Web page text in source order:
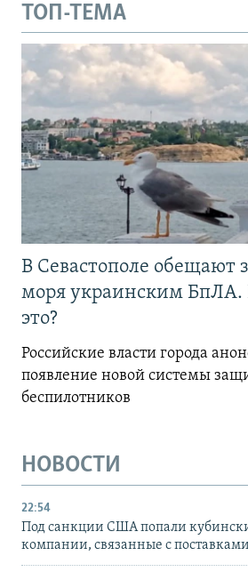
ТОП-ТЕМА
В Севастополе обещают
моря украинским БпЛА.
это?
Российские власти города
появление новой системы
беспилотников
НОВОСТИ
22:54
Под санкции США попали
компании, связанные с